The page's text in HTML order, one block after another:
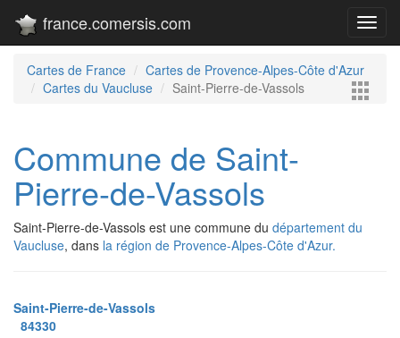
france.comersis.com
Cartes de France
Cartes de Provence-Alpes-Côte d'Azur
Cartes du Vaucluse
Saint-Pierre-de-Vassols
Commune de Saint-
Pierre-de-Vassols
Saint-Pierre-de-Vassols est une commune du département du
Vaucluse, dans la région de Provence-Alpes-Côte d'Azur.
Saint-Pierre-de-Vassols
84330